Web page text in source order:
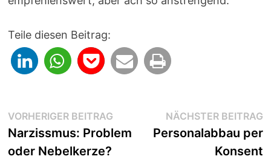
Teile diesen Beitrag:
Beitragsnavigation
VORHERIGER BEITRAG Vorheriger
Beitrag:
Narzissmus: Problem
oder Nebelkerze?
NÄCHSTER BEITRAG
Personalabbau per
Konsent